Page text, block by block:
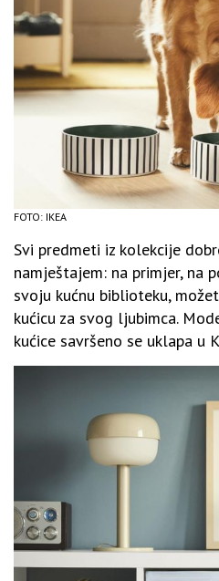
FOTO: IKEA
Svi predmeti iz kolekcije
namještajem: na primjer, na
svoju kućnu biblioteku,
kućicu za svog ljubimca.
kućice savršeno se uklapa